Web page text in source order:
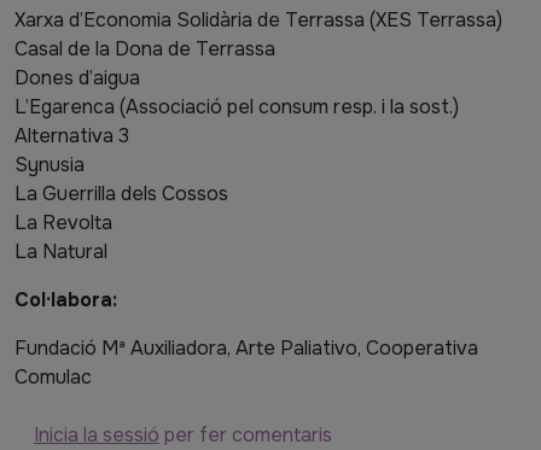
Xarxa d’Economia Solidària de Terrassa (XES Terrassa)
Casal de la Dona de Terrassa
Dones d’aigua
L’Egarenca (Associació pel consum resp. i la sost.)
Alternativa 3
Synusia
La Guerrilla dels Cossos
La Revolta
La Natural
Col·labora:
Fundació Mª Auxiliadora, Arte Paliativo, Cooperativa
Comulac
Inicia la sessió per fer comentaris